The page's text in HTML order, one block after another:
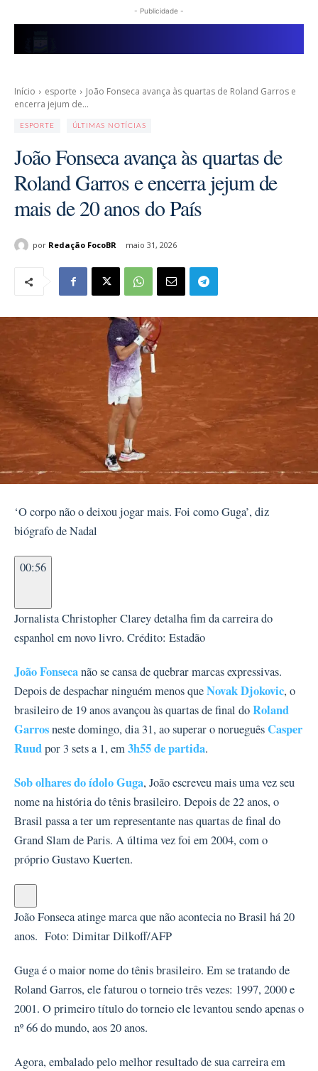
- Publicidade -
Início esporte
João Fonseca avança às quartas de Roland Garros e
encerra jejum de...
ESPORTE ÚLTIMAS NOTÍCIAS
João Fonseca avança às quartas de
Roland Garros e encerra jejum de
mais de 20 anos do País
por Redação FocoBR maio 31, 2026
‘O corpo não o deixou jogar mais. Foi como Guga’, diz
biógrafo de Nadal
00:56
Jornalista Christopher Clarey detalha fim da carreira do
espanhol em novo livro. Crédito: Estadão
João Fonsecanão se cansa de quebrar marcas expressivas.
Depois de despachar ninguém menos queNovak Djokovic, o
brasileiro de 19 anos avançou às quartas de final doRoland
Garrosneste domingo, dia 31, ao superar o norueguêsCasper
Ruudpor 3 sets a 1, em3h55 de partida.
Sob olhares do ídolo Guga, João escreveu mais uma vez seu
nome na história do tênis brasileiro. Depois de 22 anos, o
Brasil passa a ter um representante nas quartas de final do
Grand Slam de Paris. A última vez foi em 2004, com o
próprio Gustavo Kuerten.
João Fonseca atinge marca que não acontecia no Brasil há 20
anos. Foto: Dimitar Dilkoff/AFP
Guga é o maior nome do tênis brasileiro. Em se tratando de
Roland Garros, ele faturou o torneio três vezes: 1997, 2000 e
2001. O primeiro título do torneio ele levantou sendo apenas o
nº 66 do mundo, aos 20 anos.
Agora, embalado pelo melhor resultado de sua carreira em